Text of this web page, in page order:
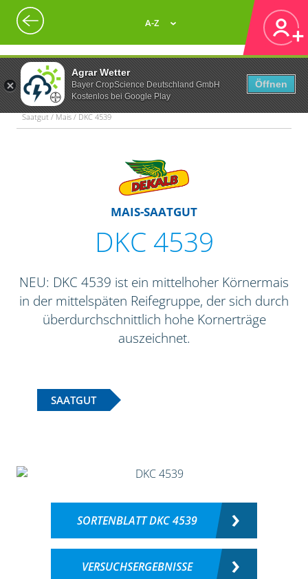
Agrar Wetter
Bayer CropScience Deutschland GmbH
Kostenlos bei Google Play
Öffnen
A-Z
Saatgut / Mais / DKC 4539
MAIS-SAATGUT
DKC 4539
NEU: DKC 4539 ist ein mittelhoher Körnermais
in der mittelspäten Reifegruppe, der sich durch
überdurchschnittlich hohe Kornerträge
auszeichnet.
SAATGUT
SORTENBLATT DKC 4539
VERSUCHSERGEBNISSE